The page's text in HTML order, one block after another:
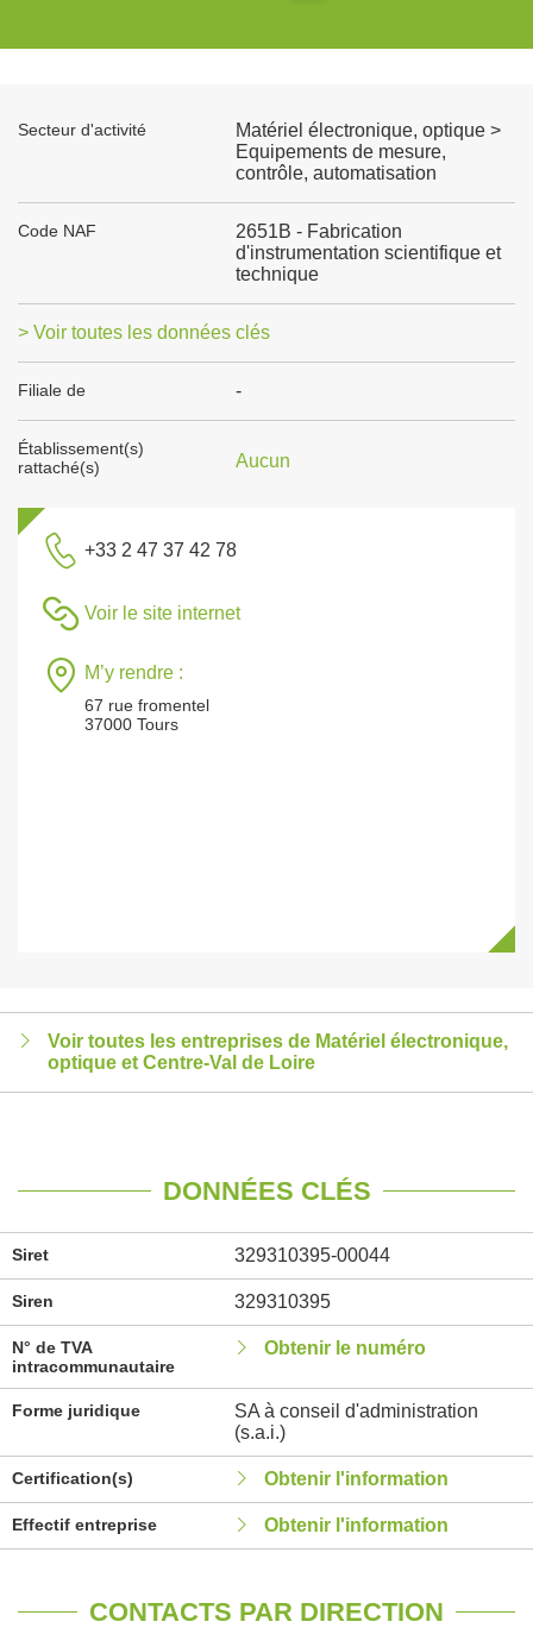
Secteur d'activité
Matériel électronique, optique >
Equipements de mesure,
contrôle, automatisation
Code NAF
2651B - Fabrication
d'instrumentation scientifique et
technique
> Voir toutes les données clés
Filiale de -
Établissement(s)
rattaché(s)
Aucun
+33 2 47 37 42 78
Voir le site internet
M’y rendre :
67 rue fromentel
37000 Tours
Voir toutes les entreprises de Matériel électronique,
optique et Centre-Val de Loire
DONNÉES CLÉS
Siret 329310395-00044
Siren 329310395
N° de TVA
intracommunautaire
Obtenir le numéro
Forme juridique
SA à conseil d'administration
(s.a.i.)
Certification(s) Obtenir l'information
Effectif entreprise Obtenir l'information
CONTACTS PAR DIRECTION